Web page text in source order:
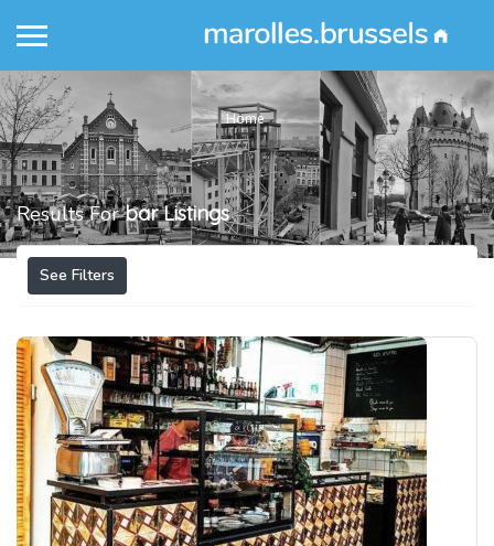
Home
Results Forbar Listings
See Filters